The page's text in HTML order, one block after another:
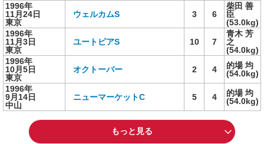
1996年
11月24日
東京
ウェルカムS 3 6
柴田 善
臣
(53.0kg)
1996年
11月3日
東京
ユートピアS 10 7
青木 芳
之
(54.0kg)
1996年
10月5日
東京
オクトーバー 2 4
的場 均
(54.0kg)
1996年
9月14日
中山
ニューマーケットC 5 4
的場 均
(54.0kg)
もっと見る